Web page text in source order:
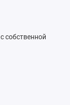
собственной